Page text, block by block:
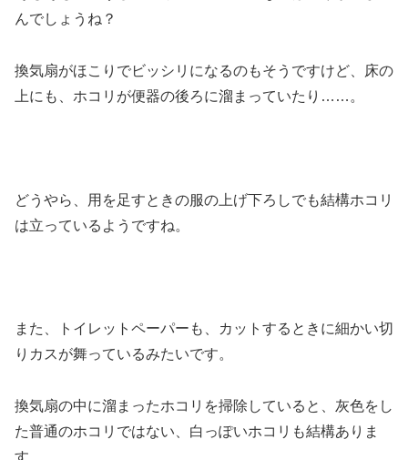
んでしょうね？
換気扇がほこりでビッシリになるのもそうですけど、床の
上にも、ホコリが便器の後ろに溜まっていたり……。
どうやら、用を足すときの服の上げ下ろしでも結構ホコリ
は立っているようですね。
また、トイレットペーパーも、カットするときに細かい切
りカスが舞っているみたいです。
換気扇の中に溜まったホコリを掃除していると、灰色をし
た普通のホコリではない、白っぽいホコリも結構ありま
す。